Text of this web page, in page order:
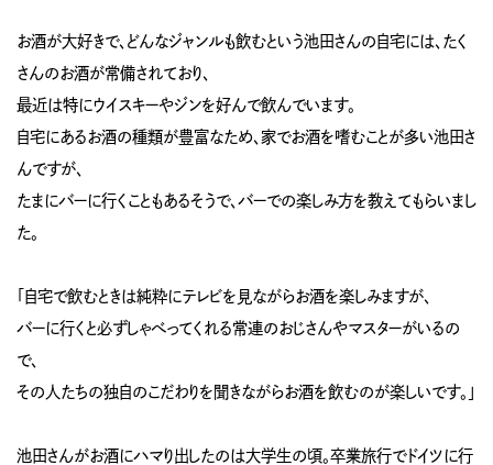
お酒が大好きで、どんなジャンルも飲むという池田さんの自宅には、たく
さんのお酒が常備されており、
最近は特にウイスキーやジンを好んで飲んでいます。
自宅にあるお酒の種類が豊富なため、家でお酒を嗜むことが多い池田さ
んですが、
たまにバーに行くこともあるそうで、バーでの楽しみ方を教えてもらいまし
た。
「自宅で飲むときは純粋にテレビを見ながらお酒を楽しみますが、
バーに行くと必ずしゃべってくれる常連のおじさんやマスターがいるの
で、
その人たちの独自のこだわりを聞きながらお酒を飲むのが楽しいです。」
池田さんがお酒にハマり出したのは大学生の頃。卒業旅行でドイツに行